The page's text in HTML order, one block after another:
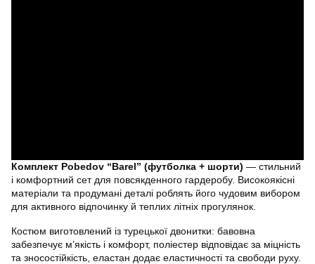
Комплект Pobedov “Barel” (футболка + шорти) — стильний
і комфортний сет для повсякденного гардеробу. Високоякісні
матеріали та продумані деталі роблять його чудовим вибором
для активного відпочинку й теплих літніх прогулянок.
Костюм виготовлений із турецької двонитки: бавовна
забезпечує м’якість і комфорт, поліестер відповідає за міцність
та зносостійкість, еластан додає еластичності та свободи руху.